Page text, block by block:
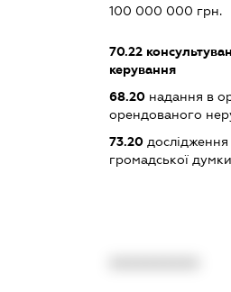
100 000 000 грн.
70.22
керування
68.20надання в
орендованого
73.20дослідження
громадської думки